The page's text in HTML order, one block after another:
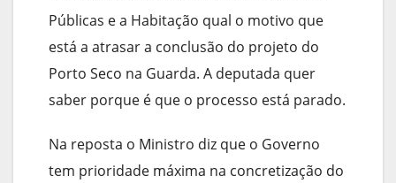
Públicas e a Habitação qual o motivo que
está a atrasar a conclusão do projeto do
Porto Seco na Guarda. A deputada quer
saber porque é que o processo está parado.
Na reposta o Ministro diz que o Governo
tem prioridade máxima na concretização do